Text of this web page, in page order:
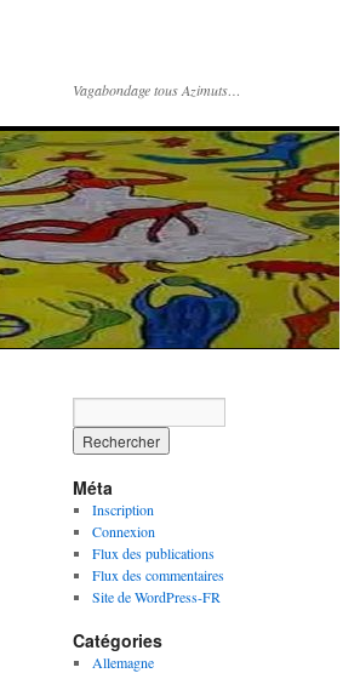
Vagabondage tous Azimuts…
Méta
Inscription
Connexion
Flux des publications
Flux des commentaires
Site de WordPress-FR
Catégories
Allemagne